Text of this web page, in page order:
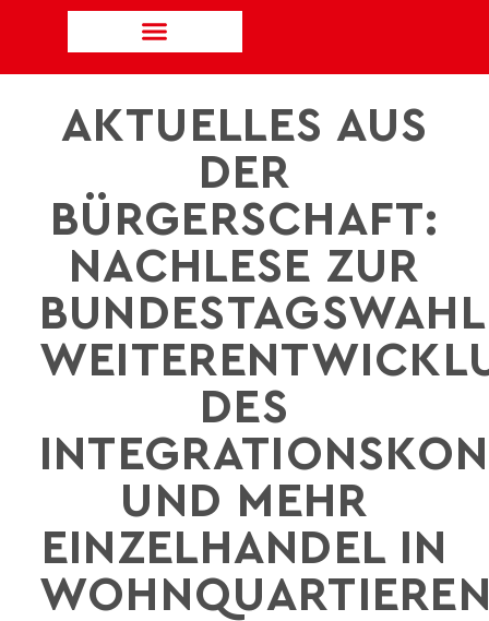
AKTUELLES AUS
DER
BÜRGERSCHAFT:
NACHLESE ZUR
DES
UND MEHR
EINZELHANDEL IN